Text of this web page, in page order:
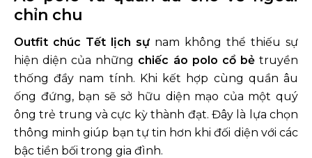
chỉn chu
Outfit chúc Tết lịch sự nam không thể thiếu sự
hiện diện của những chiếc áo polo cổ bẻtruyền
thống đầy nam tính. Khi kết hợp cùng quần âu
ống đứng, bạn sẽ sở hữu diện mạo của một quý
ông trẻ trung và cực kỳ thành đạt. Đây là lựa chọn
thông minh giúp bạn tự tin hơn khi đối diện với các
bậc tiền bối trong gia đình.